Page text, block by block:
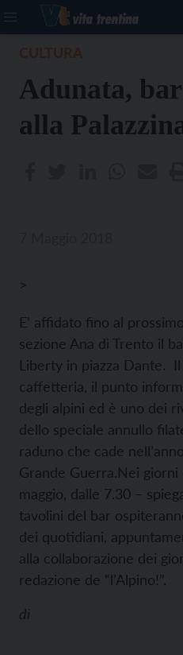
Adunata,
alla
>
E’ affidato fino al
sezione Ana di Trento il
Liberty in piazza Dante.
caffetteria, il punto
degli alpini ed è uno dei
dello speciale annullo
raduno che cade
Grande Guerra.Nei giorni
maggio, dalle 7.30 –
tavolini del bar
dei quotidiani,
alla collaborazione dei
redazione de “l’Alpino!”.
di